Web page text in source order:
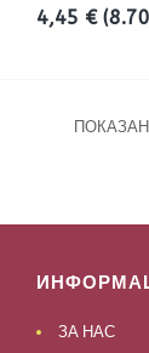
4,45 €
ЗА НАС